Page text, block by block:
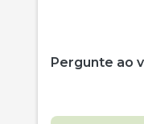
Pergunte ao